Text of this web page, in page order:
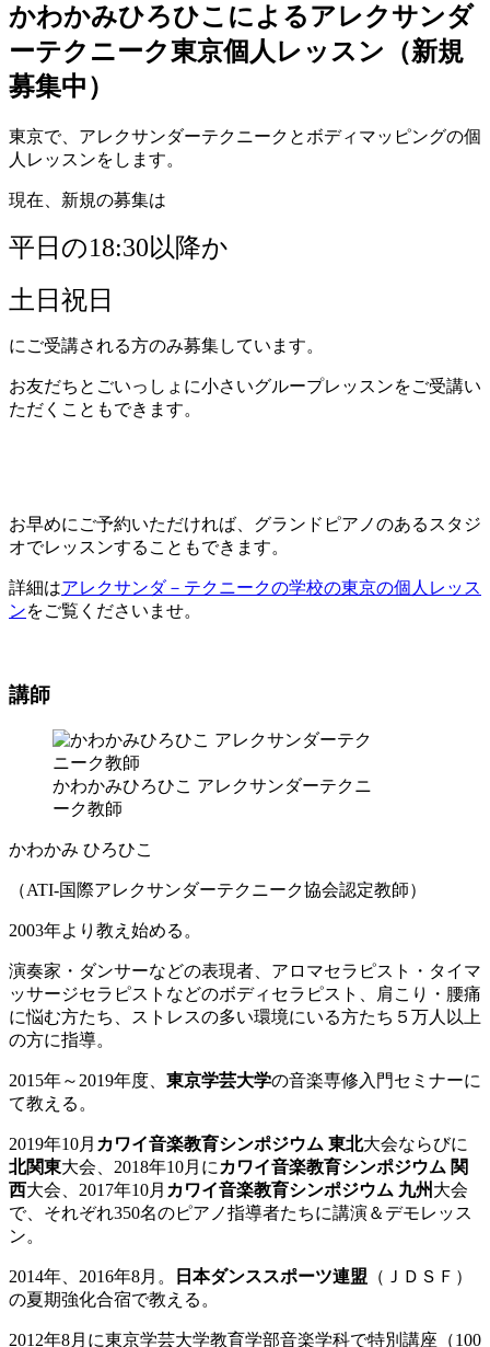
かわかみひろひこによるアレクサンダ
ーテクニーク東京個人レッスン（新規
募集中）
東京で、アレクサンダーテクニークとボディマッピングの個
人レッスンをします。
現在、新規の募集は
平日の18:30以降か
土日祝日
にご受講される方のみ募集しています。
お友だちとごいっしょに小さいグループレッスンをご受講い
ただくこともできます。
お早めにご予約いただければ、グランドピアノのあるスタジ
オでレッスンすることもできます。
詳細はアレクサンダ－テクニークの学校の東京の個人レッス
ンをご覧くださいませ。
講師
かわかみひろひこ アレクサンダーテクニ
ーク教師
かわかみ ひろひこ
（ATI-国際アレクサンダーテクニーク協会認定教師）
2003年より教え始める。
演奏家・ダンサーなどの表現者、アロマセラピスト・タイマ
ッサージセラピストなどのボディセラピスト、肩こり・腰痛
に悩む方たち、ストレスの多い環境にいる方たち５万人以上
の方に指導。
2015年～2019年度、 東京学芸大学の音楽専修入門セミナーに
て教える。
2019年10月 カワイ音楽教育シンポジウム 東北大会ならびに
北関東大会、2018年10月に カワイ音楽教育シンポジウム 関
西大会、2017年10月 カワイ音楽教育シンポジウム 九州 大会
で、それぞれ350名のピアノ指導者たちに講演＆デモレッス
ン。
2014年、2016年8月。 日本ダンススポーツ連盟 （ＪＤＳＦ）
の夏期強化合宿で教える。
2012年8月に東京学芸大学教育学部音楽学科で特別講座（100